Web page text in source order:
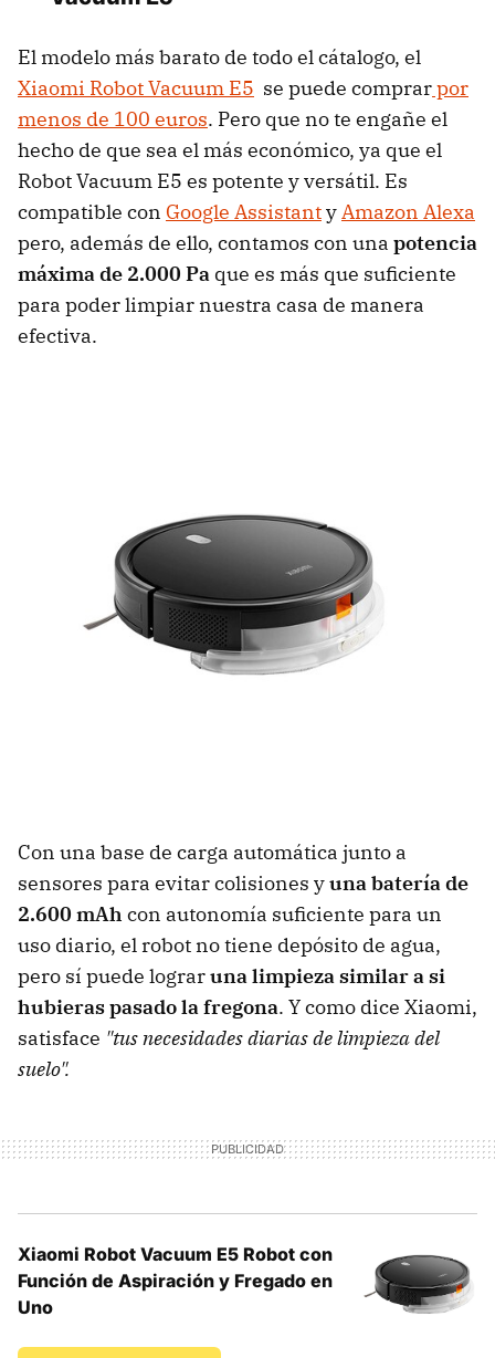
El modelo más barato de todo el cátalogo, el
Xiaomi Robot Vacuum E5 se puede comprarpor
menos de 100 euros. Pero que no te engañe el
hecho de que sea el más económico, ya que el
Robot Vacuum E5 es potente y versátil. Es
compatible con Google AssistantyAmazon Alexa
pero, además de ello, contamos con una potencia
máxima de 2.000 Pa que es más que suficiente
para poder limpiar nuestra casa de manera
efectiva.
Con una base de carga automática junto a
sensores para evitar colisiones yuna batería de
2.600 mAh con autonomía suficiente para un
uso diario, el robot no tiene depósito de agua,
pero sí puede lograruna limpieza similar a si
hubieras pasado la fregona. Y como dice Xiaomi,
satisface "tus necesidades diarias de limpieza del
suelo".
Xiaomi Robot Vacuum E5 Robot con
Función de Aspiración y Fregado en
Uno